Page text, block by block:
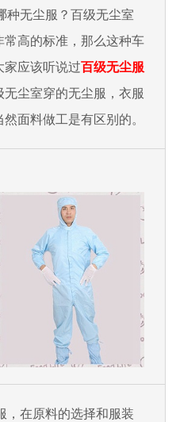
种无尘服？百级无尘室
高的标准，那么这种车
家应该听说过百级无尘服
尘室穿的无尘服，衣服
面料做工是有区别的。
，在原料的选择和服装